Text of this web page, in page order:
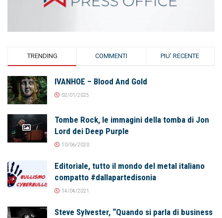
TRENDING COMMENTI PIU' RECENTE
IVANHOE – Blood And Gold
02/01/2025
Tombe Rock, le immagini della tomba di Jon
Lord dei Deep Purple
10/06/2020
Editoriale, tutto il mondo del metal italiano
compatto #dallapartedisonia
14/04/2021
Steve Sylvester, “Quando si parla di business